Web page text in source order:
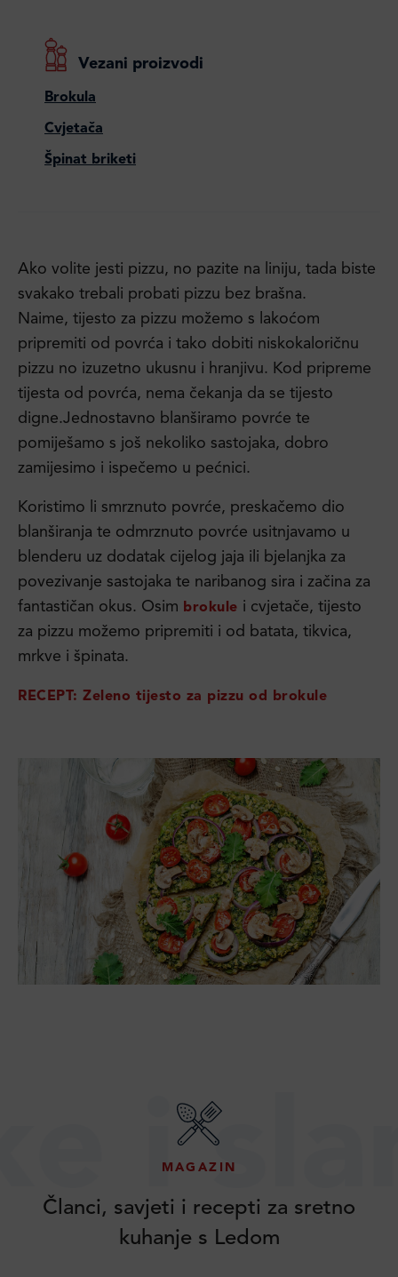
Vezani proizvodi
Brokula
Cvjetača
Špinat briketi
Ako volite jesti pizzu, no pazite na liniju, tada biste
svakako trebali probati pizzu bez brašna.
Naime, tijesto za pizzu možemo s lakoćom
pripremiti od povrća i tako dobiti niskokaloričnu
pizzu no izuzetno ukusnu i hranjivu. Kod pripreme
tijesta od povrća, nema čekanja da se tijesto
digne.Jednostavno blanširamo povrće te
pomiješamo s još nekoliko sastojaka, dobro
zamijesimo i ispečemo u pećnici.
Koristimo li smrznuto povrće, preskačemo dio
blanširanja te odmrznuto povrće usitnjavamo u
blenderu uz dodatak cijelog jaja ili bjelanjka za
povezivanje sastojaka te naribanog sira i začina za
fantastičan okus. Osim brokule i cvjetače, tijesto
za pizzu možemo pripremiti i od batata, tikvica,
mrkve i špinata.
RECEPT: Zeleno tijesto za pizzu od brokule
MAGAZIN
Članci, savjeti i recepti za sretno
kuhanje s Ledom